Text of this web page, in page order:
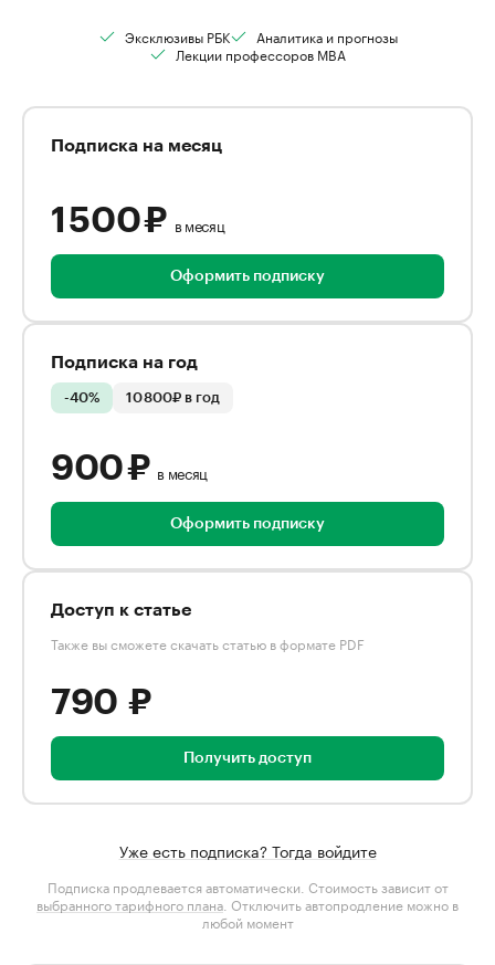
Эксклюзивы РБК
Аналитика и прогнозы
Лекции профессоров MBA
Подписка на месяц
1 500 ₽ в месяц
Оформить подписку
Подписка на год
-40% 10 800₽ в год
900 ₽ в месяц
Оформить подписку
Доступ к статье
Также вы сможете скачать статью в формате PDF
790 ₽
Получить доступ
Уже есть подписка? Тогда войдите
Подписка продлевается автоматически. Стоимость зависит от
выбранного тарифного плана . Отключить автопродление можно в
любой момент